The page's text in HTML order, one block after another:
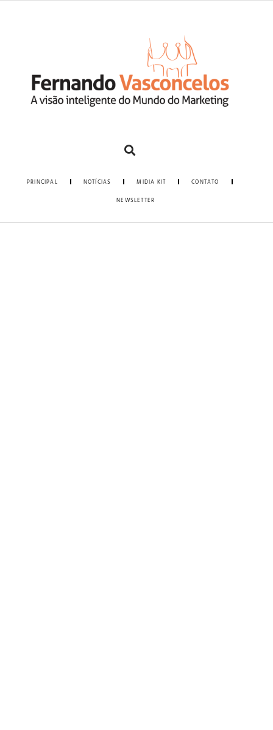
PRINCIPAL NOTÍCIAS MIDIA KIT CONTATO
NEWSLETTER